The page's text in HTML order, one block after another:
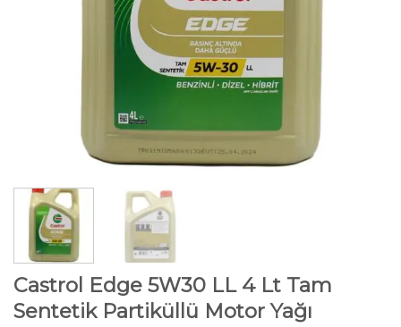
Castrol Edge 5W30 LL 4 Lt Tam
Sentetik Partiküllü Motor Yağı